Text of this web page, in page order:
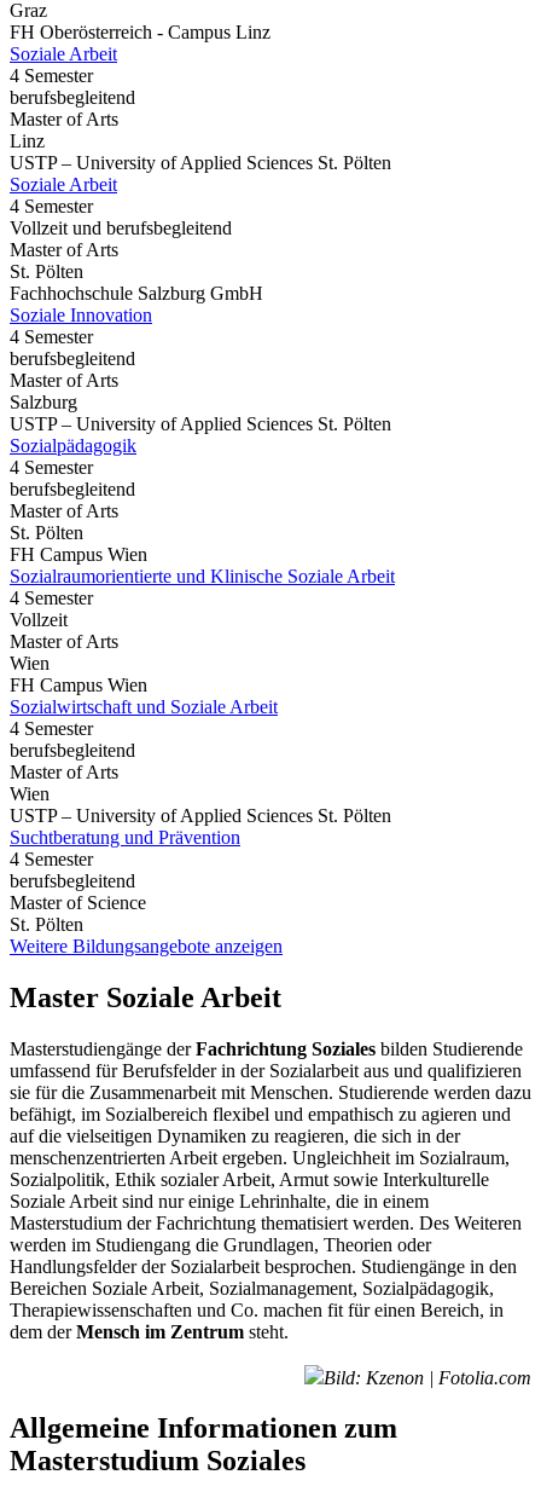
Graz
FH Oberösterreich - Campus Linz
Soziale Arbeit
4 Semester
berufsbegleitend
Master of Arts
Linz
USTP – University of Applied Sciences St. Pölten
Soziale Arbeit
4 Semester
Vollzeit und berufsbegleitend
Master of Arts
St. Pölten
Fachhochschule Salzburg GmbH
Soziale Innovation
4 Semester
berufsbegleitend
Master of Arts
Salzburg
USTP – University of Applied Sciences St. Pölten
Sozialpädagogik
4 Semester
berufsbegleitend
Master of Arts
St. Pölten
FH Campus Wien
Sozialraumorientierte und Klinische Soziale Arbeit
4 Semester
Vollzeit
Master of Arts
Wien
FH Campus Wien
Sozialwirtschaft und Soziale Arbeit
4 Semester
berufsbegleitend
Master of Arts
Wien
USTP – University of Applied Sciences St. Pölten
Suchtberatung und Prävention
4 Semester
berufsbegleitend
Master of Science
St. Pölten
Weitere Bildungsangebote anzeigen
Master Soziale Arbeit
Masterstudiengänge derFachrichtung Soziales bilden Studierende
umfassend für Berufsfelder in der Sozialarbeit aus und qualifizieren
sie für die Zusammenarbeit mit Menschen. Studierende werden dazu
befähigt, im Sozialbereich flexibel und empathisch zu agieren und
auf die vielseitigen Dynamiken zu reagieren, die sich in der
menschenzentrierten Arbeit ergeben. Ungleichheit im Sozialraum,
Sozialpolitik, Ethik sozialer Arbeit, Armut sowie Interkulturelle
Soziale Arbeit sind nur einige Lehrinhalte, die in einem
Masterstudium der Fachrichtung thematisiert werden. Des Weiteren
werden im Studiengang die Grundlagen, Theorien oder
Handlungsfelder der Sozialarbeit besprochen. Studiengänge in den
Bereichen Soziale Arbeit, Sozialmanagement, Sozialpädagogik,
Therapiewissenschaften und Co. machen fit für einen Bereich, in
dem derMensch im Zentrum steht.
Bild: Kzenon | Fotolia.com
Allgemeine Informationen zum
Masterstudium Soziales